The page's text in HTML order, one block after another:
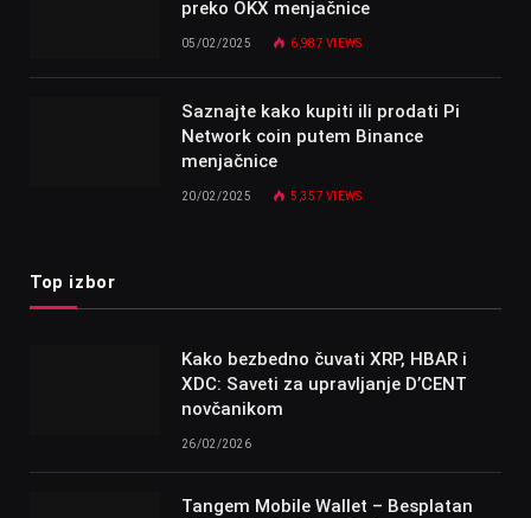
preko OKX menjačnice
05/02/2025 6,987VIEWS
Saznajte kako kupiti ili prodati Pi
Network coin putem Binance
menjačnice
20/02/2025 5,357VIEWS
Top izbor
Kako bezbedno čuvati XRP, HBAR i
XDC: Saveti za upravljanje D’CENT
novčanikom
26/02/2026
Tangem Mobile Wallet – Besplatan